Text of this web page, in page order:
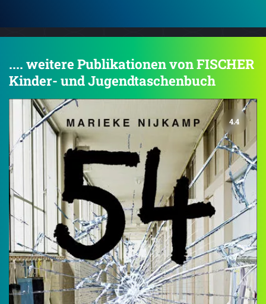
.... weitere Publikationen von FISCHER
Kinder- und Jugendtaschenbuch
4.4